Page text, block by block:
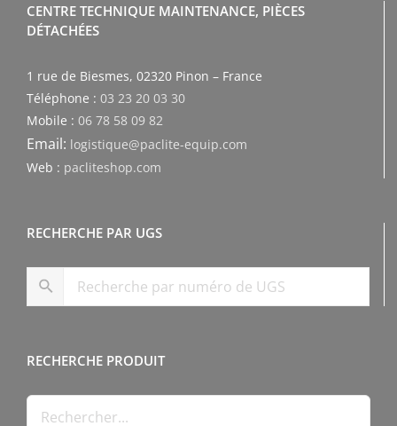
CENTRE TECHNIQUE MAINTENANCE, PIÈCES
DÉTACHÉES
1 rue de Biesmes, 02320 Pinon – France
Téléphone : 03 23 20 03 30
Mobile : 06 78 58 09 82
Email: logistique@paclite-equip.com
Web : pacliteshop.com
RECHERCHE PAR UGS
RECHERCHE PRODUIT